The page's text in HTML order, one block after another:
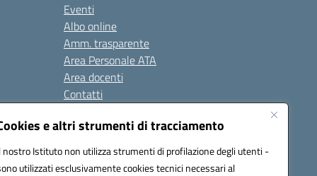
e altri strumenti di tracciamento
nostro Istituto non utilizza strumenti di profilazione degli utenti -
utilizzati esclusivamente cookies tecnici necessari al
Eventi
Albo online
Amm. trasparente
Area Personale ATA
Area docenti
Contatti